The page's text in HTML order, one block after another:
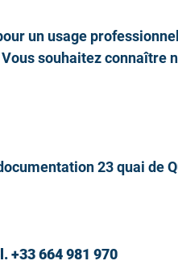
un usage
souhaitez connaître
23 quai de
+33 664 981 970